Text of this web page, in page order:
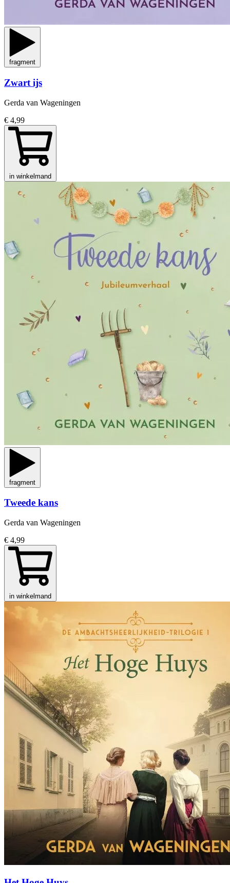
fragment
Zwart ijs
Gerda van Wageningen
€ 4,99
in winkelmand
fragment
Tweede kans
Gerda van Wageningen
€ 4,99
in winkelmand